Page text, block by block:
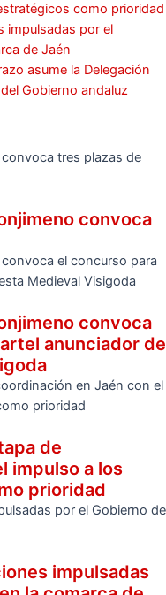
como prioridad
impulsadas por el
de Jaén
asume la Delegación
Gobierno andaluz
convoca
convoca
anunciador de
de
impulso a los
prioridad
impulsadas